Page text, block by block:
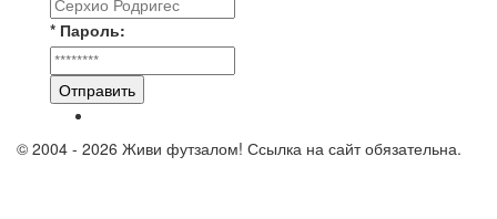
* Пароль:
Отправить
© 2004 - 2026 Живи футзалом! Ссылка на сайт обязательна.